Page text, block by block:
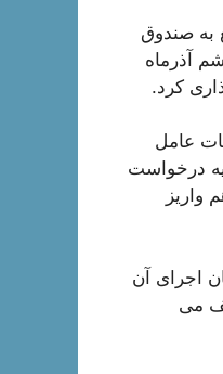
به صندوق
آذرماه
عامل
درخواست
اجرای آن
می